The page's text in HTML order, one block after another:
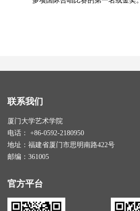
联系我们
厦门大学艺术学院
电话： +86-0592-2180950
地址：福建省厦门市思明南路422号
邮编：361005
官方平台